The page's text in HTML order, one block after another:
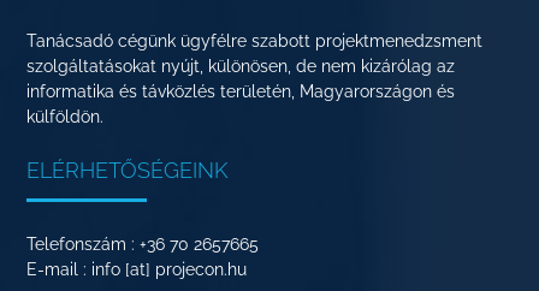
Tanácsadó cégünk ügyfélre szabott projektmenedzsment
szolgáltatásokat nyújt, különösen, de nem kizárólag az
informatika és távközlés területén, Magyarországon és
külföldön.
ELÉRHETŐSÉGEINK
Telefonszám : +36 70 2657665
E-mail : info [at] projecon.hu